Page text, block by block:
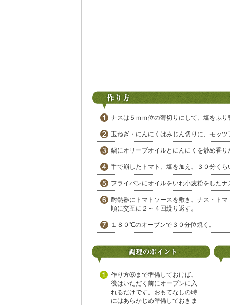
ナスは５ｍｍ位の薄切りにして、塩をふ
玉ねぎ・にんにくはみじん切りに、モッ
鍋にオリーブオイルとにんにくを炒め香
手で崩したトマト、塩を加え、３０分く
フライパンにオイルをいれ小麦粉をした
耐熱器にトマトソースを敷き、ナス・ト
順に交互に２～４回繰り返す。
１８０℃のオーブンで３０分位焼く。
作り方⑥まで準備しておけば、
後はいただく前にオーブンに入
れるだけです。おもてなしの時
にはあらかじめ準備しておきま